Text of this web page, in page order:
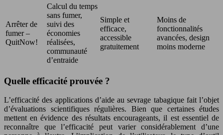
Arrêter de
fumer –
QuitNow!
Calcul du temps
sans fumer,
suivi des
économies
réalisées,
communauté
d’entraide
Simple et
efficace,
accessible
gratuitement
Moins de
fonctionnalités
avancées, design
moins moderne
Quelle efficacité prouvée ?
L’efficacité des applications d’aide au sevrage tabagique fait l’objet
d’évaluations scientifiques régulières. Bien que certaines études
mettent en évidence des résultats encourageants, il est essentiel de
reconnaître que l’efficacité peut varier considérablement d’une